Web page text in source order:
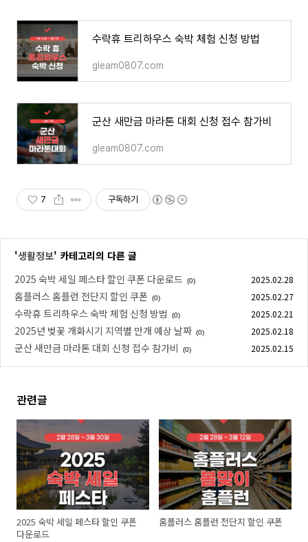
수락휴 트리하우스 숙박 체험 신청 방법
gleam0807.com
군산 새만금 마라톤 대회 신청 접수 참가비
gleam0807.com
7 구독하기
'생활정보' 카테고리의 다른 글
2025 숙박 세일 페스타 할인 쿠폰 다운로드 (0) 2025.02.28
홈플러스 홈플런 전단지 할인 쿠폰 (0) 2025.02.27
수락휴 트리하우스 숙박 체험 신청 방법 (0) 2025.02.21
2025년 벚꽃 개화시기 지역별 만개 예상 날짜 (0) 2025.02.18
군산 새만금 마라톤 대회 신청 접수 참가비 (0) 2025.02.15
관련글
2025 숙박 세일 페스타 할인 쿠폰
다운로드
홈플러스 홈플런 전단지 할인 쿠폰